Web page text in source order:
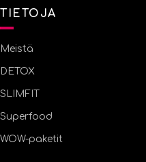
TIETOJA
Meistä
DETOX
SLIMFIT
Superfood
WOW-paketit